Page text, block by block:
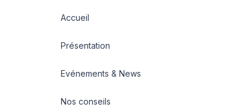
Accueil
Présentation
Evénements & News
Nos conseils